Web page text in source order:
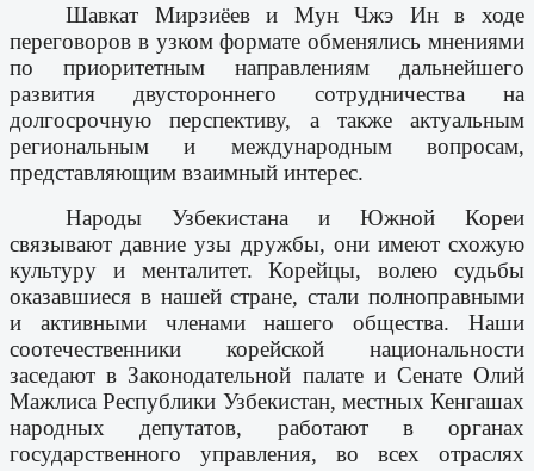
Шавкат Мирзиёев и Мун Чжэ Ин в ходе
переговоров в узком формате обменялись мнениями
по приоритетным направлениям дальнейшего
развития двустороннего сотрудничества на
долгосрочную перспективу, а также актуальным
региональным и международным вопросам,
представляющим взаимный интерес.
Народы Узбекистана и Южной Кореи
связывают давние узы дружбы, они имеют схожую
культуру и менталитет. Корейцы, волею судьбы
оказавшиеся в нашей стране, стали полноправными
и активными членами нашего общества. Наши
соотечественники корейской национальности
заседают в Законодательной палате и Сенате Олий
Мажлиса Республики Узбекистан, местных Кенгашах
народных депутатов, работают в органах
государственного управления, во всех отраслях